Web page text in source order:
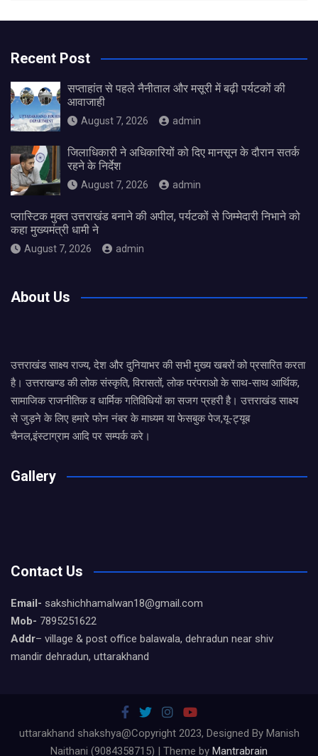
Recent Post
सप्ताहांत से पहले नैनीताल और मसूरी में बढ़ी पर्यटकों की
आवाजाही
August 7, 2026 admin
जिलाधिकारी ने अधिकारियों को दिए मानसून के दौरान सतर्क
रहने के निर्देश
August 7, 2026 admin
प्लास्टिक मुक्त उत्तराखंड बनाने की अपील, पर्यटकों से जिम्मेदारी निभाने को
कहा मुख्यमंत्री धामी ने
August 7, 2026 admin
About Us
उत्तराखंड साक्ष्य राज्य, देश और दुनियाभर की सभी मुख्य खबरों को प्रसारित करता
है। उत्तराखण्ड की लोक संस्कृति, विरासतों, लोक परंपराओ के साथ-साथ आर्थिक,
सामाजिक राजनीतिक व धार्मिक गतिविधियों का सजग प्रहरी है। उत्तराखंड साक्ष्य
से जुड़ने के लिए हमारे फोन नंबर के माध्यम या फेसबुक पेज,यू-ट्यूब
चैनल,इंस्टाग्राम आदि पर सम्पर्क करे।
Gallery
Contact Us
Email- sakshichhamalwan18@gmail.com
Mob- 7895251622
Addr– village & post office balawala, dehradun near shiv
mandir dehradun, uttarakhand
uttarakhand shakshya@Copyright 2023, Designed By Manish
Naithani (9084358715) | Theme by Mantrabrain